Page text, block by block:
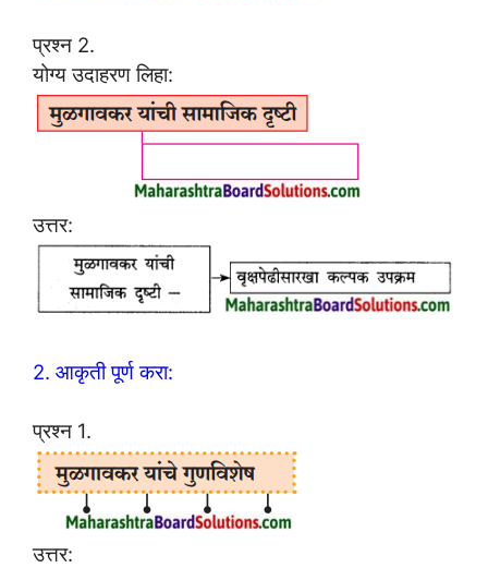
प्रश्न 2.
योग्य उदाहरण लिहा:
उत्तर:
2. आकृती पूर्ण करा:
प्रश्न 1.
उत्तर: